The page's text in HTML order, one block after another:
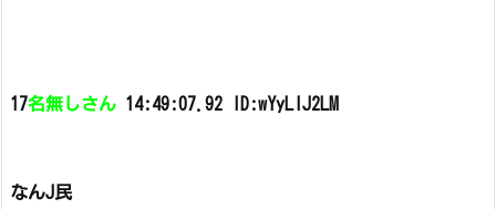
17名無しさん 14:49:07.92 ID:wYyLIJ2LM
なんJ民